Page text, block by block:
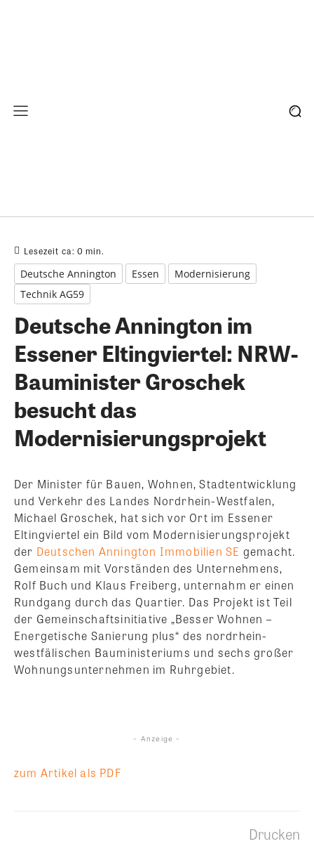
Lesezeit ca: 0 min.
Deutsche Annington Essen
Modernisierung
Technik AG59
Deutsche Annington im
Essener Eltingviertel: NRW-
Bauminister Groschek
besucht das
Modernisierungsprojekt
Der Minister für Bauen, Wohnen, Stadtentwicklung
und Verkehr des Landes Nordrhein-Westfalen,
Michael Groschek, hat sich vor Ort im Essener
Eltingviertel ein Bild vom Modernisierungsprojekt
der Deutschen Annington Immobilien SE gemacht.
Gemeinsam mit Vorständen des Unternehmens,
Rolf Buch und Klaus Freiberg, unternahm er einen
Rundgang durch das Quartier. Das Projekt ist Teil
der Gemeinschaftsinitiative „Besser Wohnen –
Energetische Sanierung plus“ des nordrhein-
westfälischen Bauministeriums und sechs großer
Wohnungsunternehmen im Ruhrgebiet.
- Anzeige -
zum Artikel als PDF
Drucken